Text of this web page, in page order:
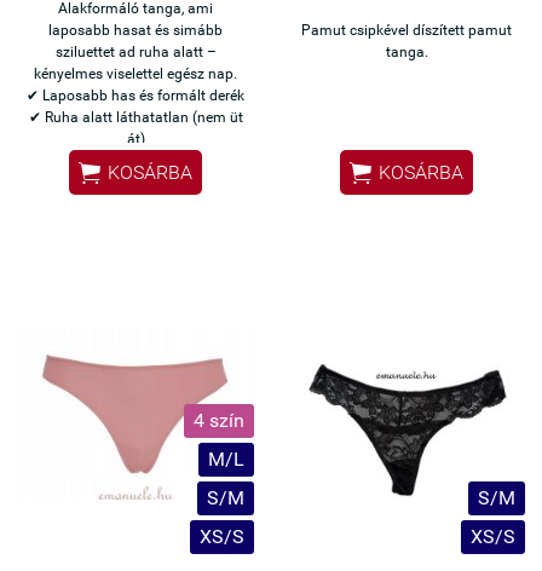
Alakformáló tanga, ami
laposabb hasat és simább
sziluettet ad ruha alatt –
kényelmes viselettel egész nap.
✔ Laposabb has és formált derék
✔ Ruha alatt láthatatlan (nem üt
át)
✔ Nem gyűrődik fel viselés
közben
 KOSÁRBA
Pamut csipkével díszített pamut
tanga.
 KOSÁRBA
4 szín
M/L
S/M
XS/S
S/M
XS/S